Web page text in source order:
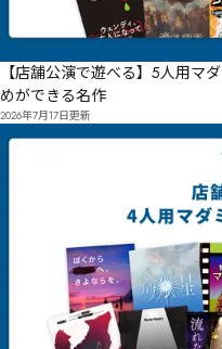
【店舗公演で遊べる】5人用マ
めができる名作
2026年7月17日更新